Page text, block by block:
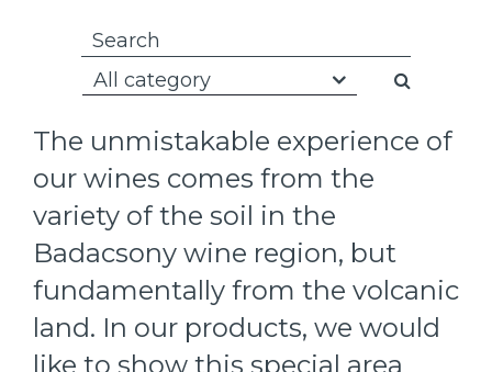
All category
The unmistakable experience of
our wines comes from the
variety of the soil in the
Badacsony wine region, but
fundamentally from the volcanic
land. In our products, we would
like to show this special area